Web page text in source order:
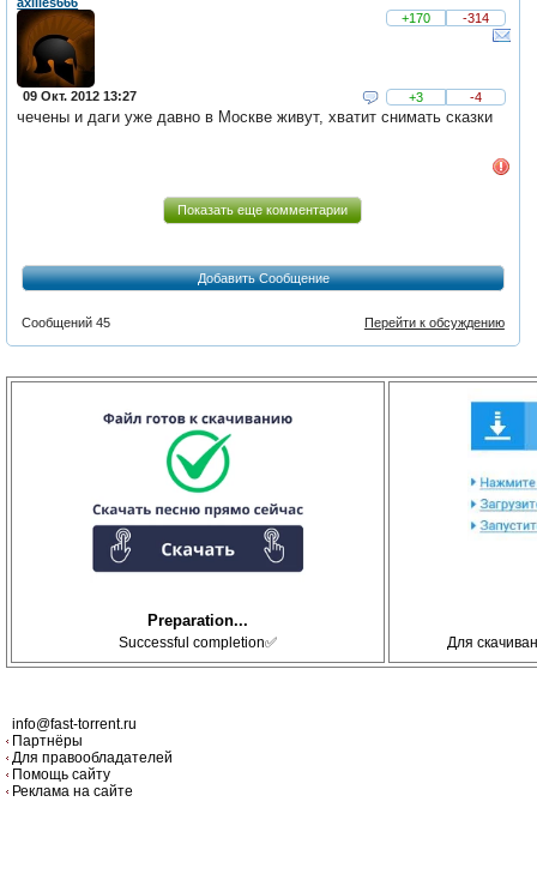
+170
-314
09 Окт. 2012 13:27 +3 -4
чечены и даги уже давно в Москве живут, хватит снимать сказки
Показать еще комментарии
Добавить Сообщение
Сообщений 45 Перейти к обсуждению
Preparation...
Successful completion✅ Для
info@fast-torrent.ru
Партнёры
Для правообладателей
Помощь сайту
Реклама на сайте